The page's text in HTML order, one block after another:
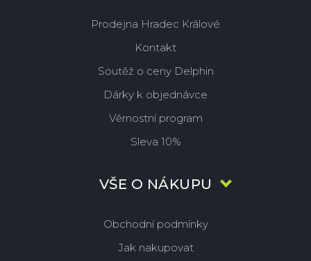
Prodejna Hradec Králové
Kontakt
Soutěž o ceny Delphin
Dárky k objednávce
Věrnostní program
Sleva 10%
VŠE O NÁKUPU
Obchodní podmínky
Jak nakupovat